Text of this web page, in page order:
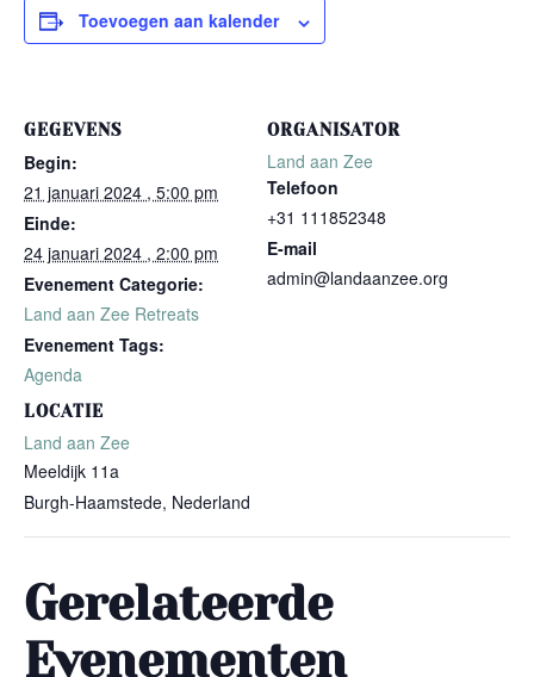
Toevoegen aan kalender
GEGEVENS
Begin:
21 januari 2024 , 5:00 pm
Einde:
24 januari 2024 , 2:00 pm
Evenement Categorie:
Land aan Zee Retreats
Evenement Tags:
Agenda
LOCATIE
Land aan Zee
Meeldijk 11a
Burgh-Haamstede, Nederland
ORGANISATOR
Land aan Zee
Telefoon
+31 111852348
E-mail
admin@landaanzee.org
Gerelateerde
Evenementen